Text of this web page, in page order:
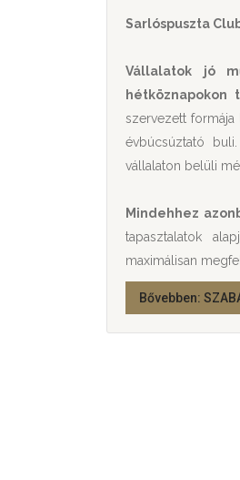
Sarlóspuszta
Vállalatok jó
szervezett
évbúcsúztató
vállalaton belüli
Mindehhez
tapasztalatok
maximálisan
Bővebben: